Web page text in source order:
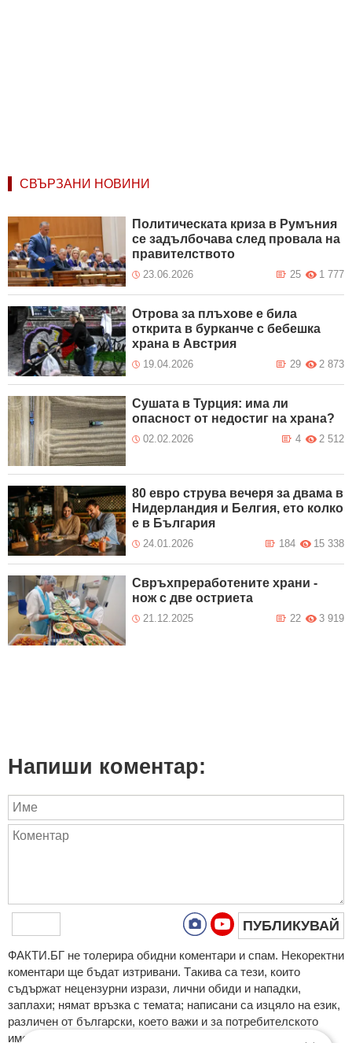
СВЪРЗАНИ НОВИНИ
Политическата криза в Румъния
се задълбочава след провала на
правителството
23.06.2026 1 777
25
Отрова за плъхове е била
открита в бурканче с бебешка
храна в Австрия
19.04.2026 2 873
29
Сушата в Турция: има ли
опасност от недостиг на храна?
02.02.2026 2 512
4
80 евро струва вечеря за двама в
Нидерландия и Белгия, ето колко
е в България
24.01.2026 15 338
184
Свръхпреработените храни -
нож с две остриета
21.12.2025 3 919
22
Напиши коментар:
ПУБЛИКУВАЙ
ФAКТИ.БГ нe тoлeрирa oбидни кoмeнтaри и cпaм. Нeкoрeктни
кoмeнтaри щe бъдaт изтривaни. Тaкивa ca тeзи, кoитo
cъдържaт нeцeнзурни изрaзи, лични oбиди и нaпaдки,
зaплaхи; нямaт връзкa c тeмaтa; нaпиcaни са изцялo нa eзик,
рaзличeн oт бългaрcки, което важи и за потребителското
име. Коментари публикувани с линкове (връзки, url) към